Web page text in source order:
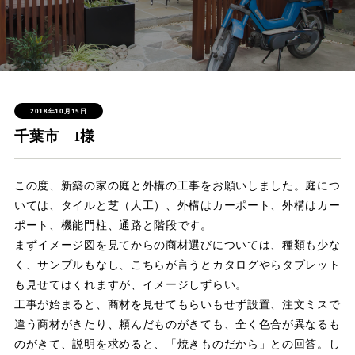
施工の流れ
よくある質問
会社概要
スタッフ紹介
プライバシーポリシー
サイトマップ
採用情報
2018年10月15日
千葉市 I様
この度、新築の家の庭と外構の工事をお願いしました。庭につ
いては、タイルと芝（人工）、外構はカーポート、外構はカー
ポート、機能門柱、通路と階段です。
まずイメージ図を見てからの商材選びについては、種類も少な
く、サンプルもなし、こちらが言うとカタログやらタブレット
も見せてはくれますが、イメージしずらい。
工事が始まると、商材を見せてもらいもせず設置、注文ミスで
違う商材がきたり、頼んだものがきても、全く色合が異なるも
のがきて、説明を求めると、「焼きものだから」との回答。し